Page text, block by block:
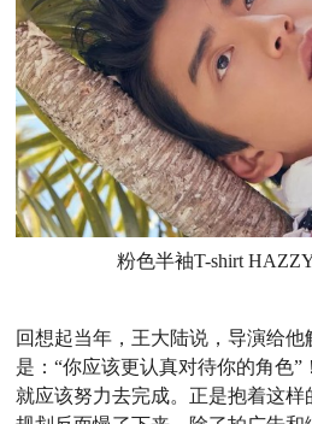
粉色半袖T-shirt
回想起当年，王大陆说，导演给
是：“你应该更认真对待你的角色”
就应该努力去完成。正是抱着这样